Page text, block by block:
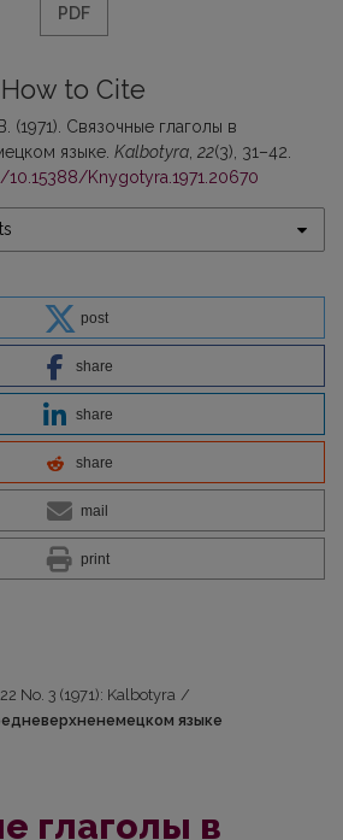
PDF
How to Cite
(1971). Связочные глаголы в
языке. Kalbotyra, 22(3), 31–42.
Knygotyra.1971.20670
post
share
share
share
mail
print
No. 3 (1971): Kalbotyra /
языке
глаголы в